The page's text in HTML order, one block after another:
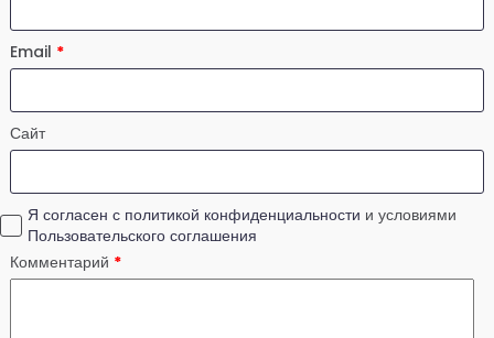
Email *
Сайт
Я согласен с политикой конфиденциальности и условиями
Пользовательского соглашения
Комментарий *